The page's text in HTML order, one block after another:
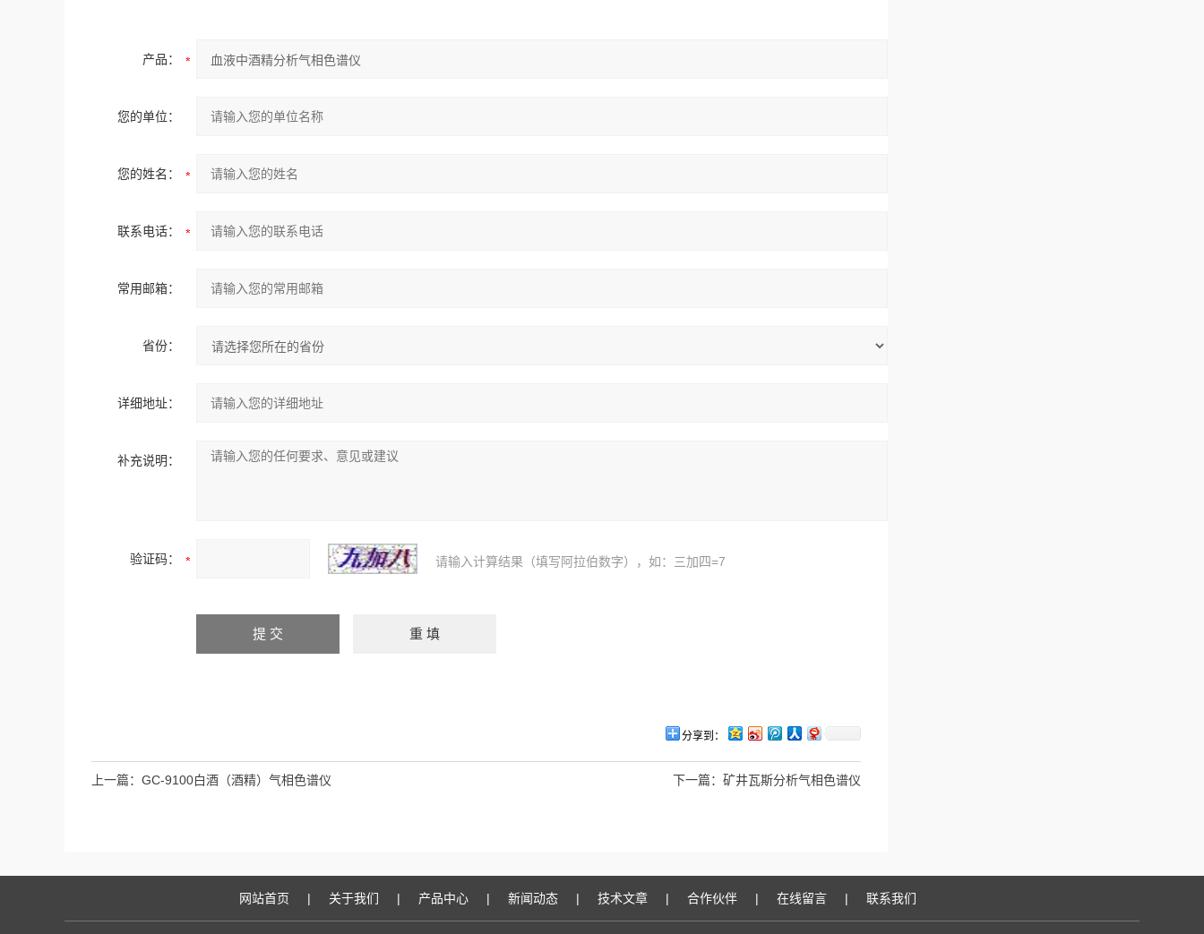
产品：
您的单位：
您的姓名：
联系电话：
常用邮箱：
省份：
详细地址：
补充说明：
验证码： 请输入计算结果（填写阿拉伯数字），如：三加四=7
分享到：
上一篇： GC-9100白酒（酒精）气相色谱仪 下一篇： 矿井瓦斯分析气相色谱仪
网站首页 | 关于我们 | 产品中心 | 新闻动态 | 技术文章 | 合作伙伴 | 在线留言 | 联系我们